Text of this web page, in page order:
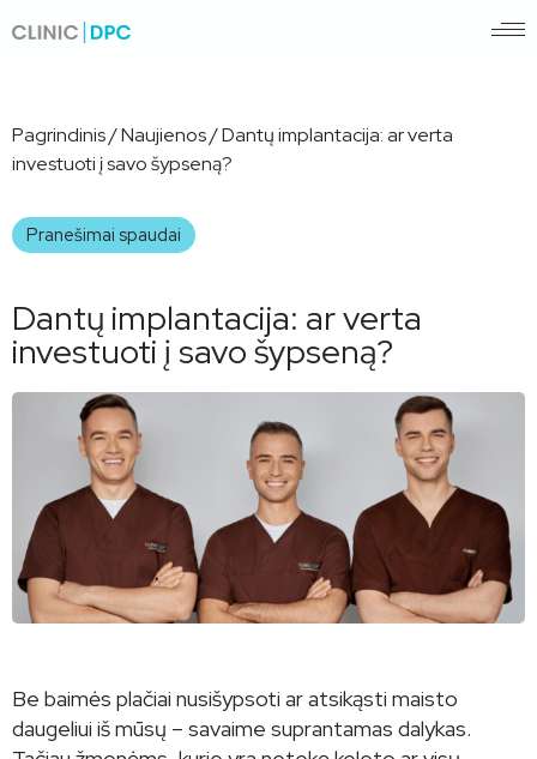
Pagrindinis/Naujienos/Dantų implantacija: ar verta
investuoti į savo šypseną?
Pranešimai spaudai
Dantų implantacija: ar verta
investuoti į savo šypseną?
Be baimės plačiai nusišypsoti ar atsikąsti maisto
daugeliui iš mūsų – savaime suprantamas dalykas.